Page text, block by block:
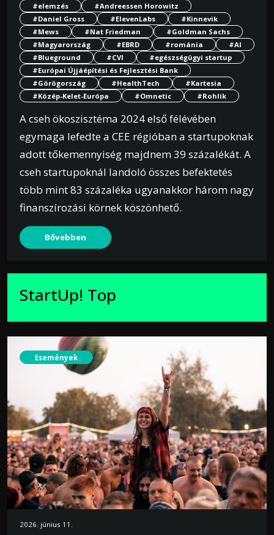
#elemzés
#Andreessen Horowitz
#Daniel Gross
#ElevenLabs
#Kinnevik
#Mews
#Nat Friedman
#Goldman Sachs
#Magyarország
#EBRD #románia
#AI
#Blueground
#CVI
#egészségügyi startup
#Európai Újjáépítési és Fejlesztési Bank
#Görögország
#HealthTech
#Kartesia
#Közép-Kelet-Európa
#Omnetic #Rohlik
A cseh ökoszisztéma 2024 első félévében
egymaga lefedte a CEE régióban a startupoknak
adott tőkemennyiség majdnem 39 százalékát. A
cseh startupoknál landoló összes befektetés
több mint 83 százaléka ugyanakkor három nagy
finanszírozási körnek köszönhető.
Bővebben
StartUp! Top
Események
2026. június 11.